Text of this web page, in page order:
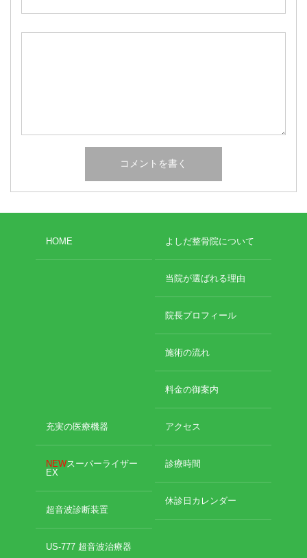
HOME よしだ整骨院について
当院が選ばれる理由
院長プロフィール
施術の流れ
料金の御案内
充実の医療機器
NEWスーパーライザー
EX
超音波診断装置
US-777 超音波治療器
アクセス
診療時間
休診日カレンダー